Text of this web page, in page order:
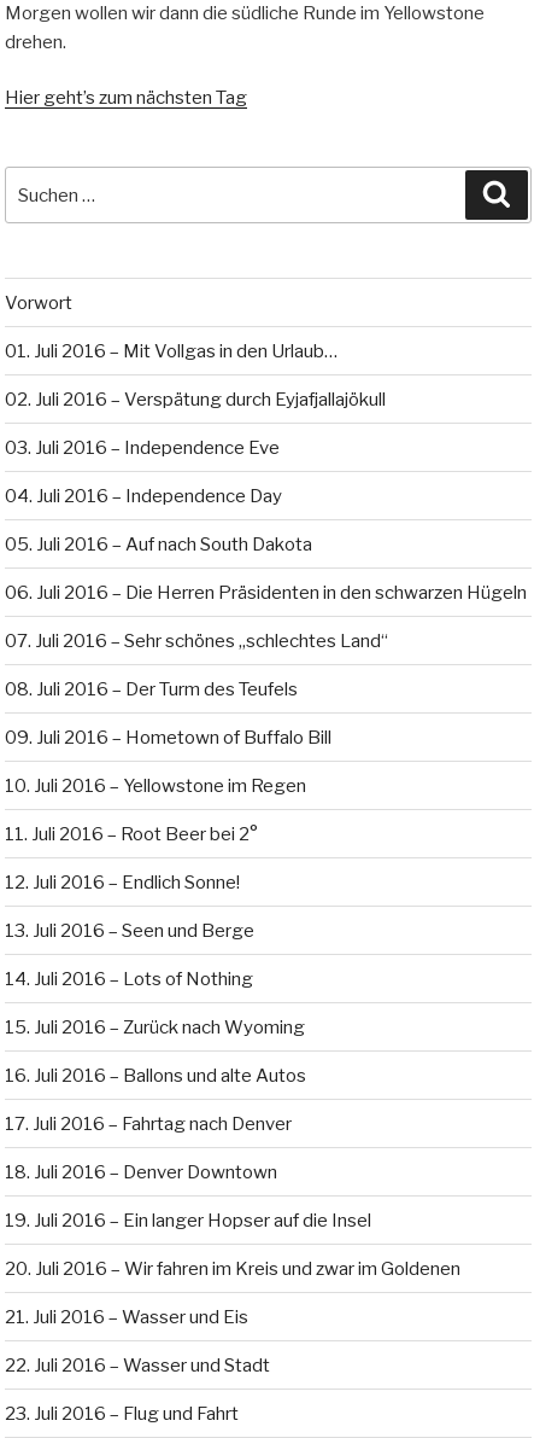
Morgen wollen wir dann die südliche Runde im Yellowstone
drehen.
Hier geht’s zum nächsten Tag
nach:
Vorwort
01. Juli 2016 – Mit Vollgas in den Urlaub…
02. Juli 2016 – Verspätung durch Eyjafjallajökull
03. Juli 2016 – Independence Eve
04. Juli 2016 – Independence Day
05. Juli 2016 – Auf nach South Dakota
06. Juli 2016 – Die Herren Präsidenten in den schwarzen Hügeln
07. Juli 2016 – Sehr schönes „schlechtes Land“
08. Juli 2016 – Der Turm des Teufels
09. Juli 2016 – Hometown of Buffalo Bill
10. Juli 2016 – Yellowstone im Regen
11. Juli 2016 – Root Beer bei 2°
12. Juli 2016 – Endlich Sonne!
13. Juli 2016 – Seen und Berge
14. Juli 2016 – Lots of Nothing
15. Juli 2016 – Zurück nach Wyoming
16. Juli 2016 – Ballons und alte Autos
17. Juli 2016 – Fahrtag nach Denver
18. Juli 2016 – Denver Downtown
19. Juli 2016 – Ein langer Hopser auf die Insel
20. Juli 2016 – Wir fahren im Kreis und zwar im Goldenen
21. Juli 2016 – Wasser und Eis
22. Juli 2016 – Wasser und Stadt
23. Juli 2016 – Flug und Fahrt